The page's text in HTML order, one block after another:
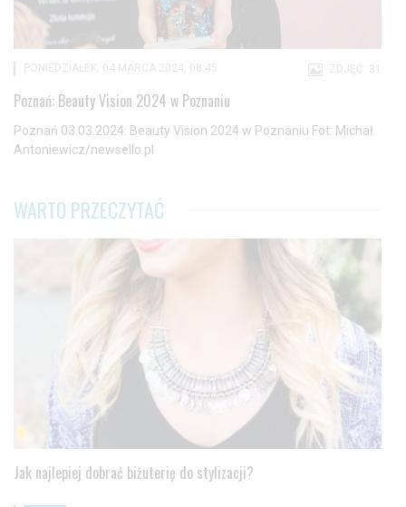
ZDJĘĆ: 31
PONIEDZIAŁEK, 04 MARCA 2024, 08:45
Poznań: Beauty Vision 2024 w Poznaniu
Poznań 03.03.2024: Beauty Vision 2024 w Poznaniu Fot: Michał
Antoniewicz/newsello.pl
WARTO PRZECZYTAĆ
Jak najlepiej dobrać biżuterię do stylizacji?